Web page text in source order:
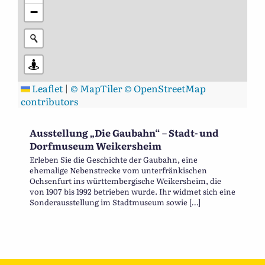
−
Leaflet | © MapTiler© OpenStreetMap
contributors
Ausstellung „Die Gaubahn“ – Stadt- und
Dorfmuseum Weikersheim
Erleben Sie die Geschichte der Gaubahn, eine
ehemalige Nebenstrecke vom unterfränkischen
Ochsenfurt ins württembergische Weikersheim, die
von 1907 bis 1992 betrieben wurde. Ihr widmet sich eine
Sonderausstellung im Stadtmuseum sowie […]